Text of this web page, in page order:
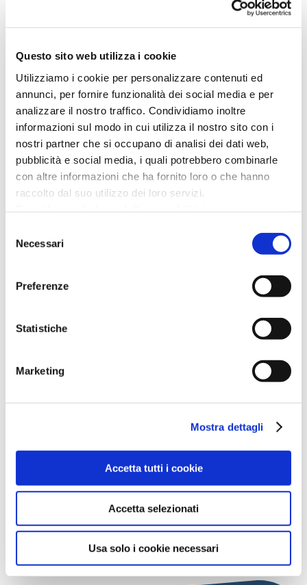
Questo sito web utilizza i cookie
Utilizziamo i cookie per personalizzare contenuti ed
annunci, per fornire funzionalità dei social media e per
analizzare il nostro traffico. Condividiamo inoltre
informazioni sul modo in cui utilizza il nostro sito con i
nostri partner che si occupano di analisi dei dati web,
pubblicità e social media, i quali potrebbero combinarle
con altre informazioni che ha fornito loro o che hanno
raccolto dal suo utilizzo dei loro servizi.
Per ulteriori informazioni è possibile consultare
Cookie Policy.
delNecessari
Preferenze
Statistiche
Marketing
Mostra dettagli
Accetta tutti i cookie
Accetta selezionati
Usa solo i cookie necessari
Info:Tipico Eventi
DATA
- Apr 01 2024
Terminato
Telefono
iat@cattolica.net